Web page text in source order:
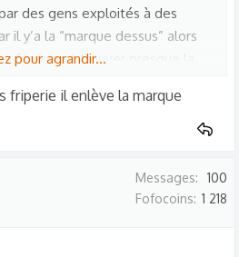
des gens exploités à des
il y’a la “marque dessus” alors
friperie et trouver presque la
pour agrandir...
friperie il enlève la marque
Messages
100
Fofocoins 1 218